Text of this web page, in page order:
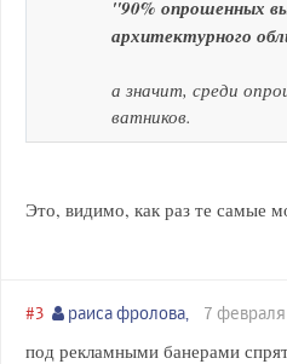
"90% опрошенных
архитектурного
а значит, среди
ватников.
Это, видимо, как раз те самые
#3 раиса фролова, 7
под рекламными банерами